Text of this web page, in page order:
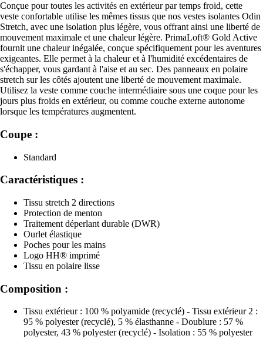
Conçue pour toutes les activités en extérieur par temps froid, cette
veste confortable utilise les mêmes tissus que nos vestes isolantes Odin
Stretch, avec une isolation plus légère, vous offrant ainsi une liberté de
mouvement maximale et une chaleur légère. PrimaLoft® Gold Active
fournit une chaleur inégalée, conçue spécifiquement pour les aventures
exigeantes. Elle permet à la chaleur et à l'humidité excédentaires de
s'échapper, vous gardant à l'aise et au sec. Des panneaux en polaire
stretch sur les côtés ajoutent une liberté de mouvement maximale.
Utilisez la veste comme couche intermédiaire sous une coque pour les
jours plus froids en extérieur, ou comme couche externe autonome
lorsque les températures augmentent.
Coupe :
Standard
Caractéristiques :
Tissu stretch 2 directions
Protection de menton
Traitement déperlant durable (DWR)
Ourlet élastique
Poches pour les mains
Logo HH® imprimé
Tissu en polaire lisse
Composition :
Tissu extérieur : 100 % polyamide (recyclé) - Tissu extérieur 2 :
95 % polyester (recyclé), 5 % élasthanne - Doublure : 57 %
polyester, 43 % polyester (recyclé) - Isolation : 55 % polyester